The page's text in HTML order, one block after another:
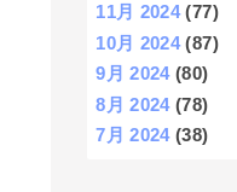
11月 2024(77)
10月 2024(87)
9月 2024(80)
8月 2024(78)
7月 2024(38)